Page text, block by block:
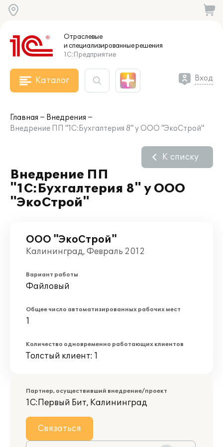
Отраслевые
и специализированныерешения
1С:Предприятие
Каталог Вход
Главная
Внедрения
Внедрение ПП "1С:Бухгалтерия 8" у ООО "ЭкоСтрой"
Внедрение ПП
"1С:Бухгалтерия 8" у ООО
"ЭкоСтрой"
К списку
ООО "ЭкоСтрой"
Калининград, Февраль 2012
Вариант работы
Файловый
Общее число автоматизированных рабочих мест
1
Количество одновременно работающих клиентов
Толстый клиент: 1
Партнер, осуществивший внедрение/проект
1С:Первый Бит, Калининград
Связаться